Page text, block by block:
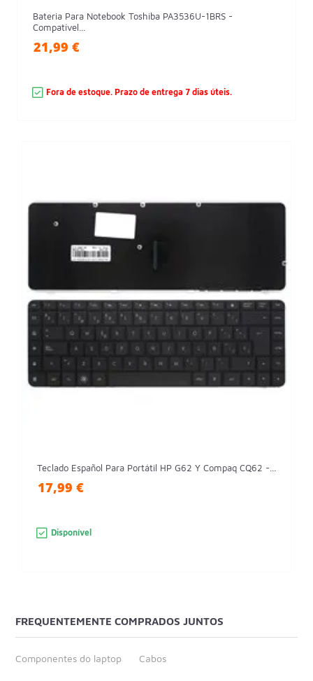
Bateria Para Notebook Toshiba PA3536U-1BRS -
Compatível...
21,99 €
Fora de estoque. Prazo de entrega 7 dias úteis.
Teclado Español Para Portátil HP G62 Y Compaq CQ62 -...
17,99 €
Disponível
FREQUENTEMENTE COMPRADOS JUNTOS
Componentes do laptop Cabos